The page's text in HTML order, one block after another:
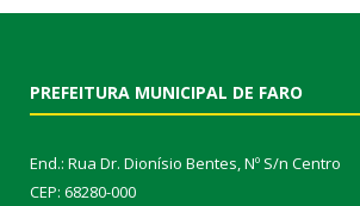
PREFEITURA MUNICIPAL DE FARO
End.: Rua Dr. Dionísio Bentes, Nº S/n Centro
CEP: 68280-000